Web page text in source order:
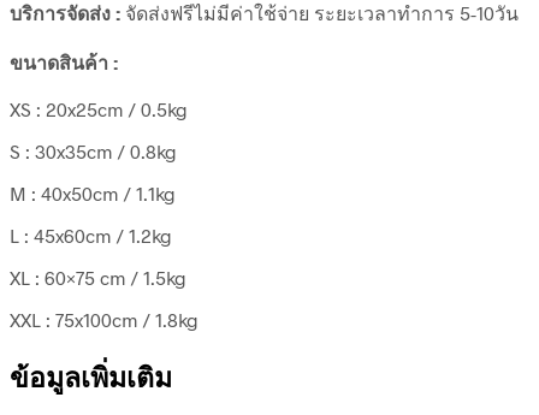
บริการจัดส่ง : จัดส่งฟรีไม่มีค่าใช้จ่าย ระยะเวลาทำการ 5-10วัน
ขนาดสินค้า :
XS : 20x25cm / 0.5kg
S : 30x35cm / 0.8kg
M : 40x50cm / 1.1kg
L : 45x60cm / 1.2kg
XL : 60×75 cm / 1.5kg
XXL : 75x100cm / 1.8kg
ข้อมูลเพิ่มเติม